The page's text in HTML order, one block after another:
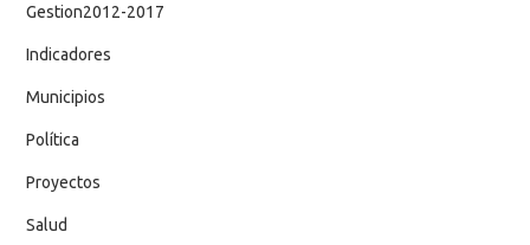
Gestion2012-2017
Indicadores
Municipios
Política
Proyectos
Salud